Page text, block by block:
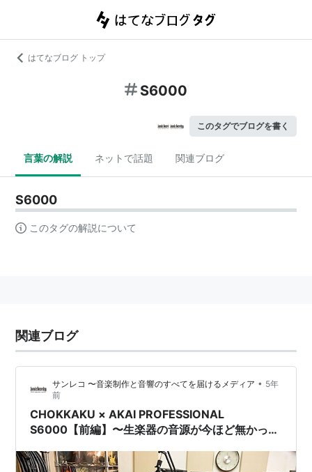
はてなブログ トップ
S6000
このタグでブログを書く
言葉の解説 ネットで話題 関連ブログ
S6000
このタグの解説について
関連ブログ
サンレコ 〜音楽制作と音響のすべてを届けるメディア • 5年
前
CHOKKAKU × AKAI PROFESSIONAL
S6000【前編】〜生楽器の音源が今ほど無かった